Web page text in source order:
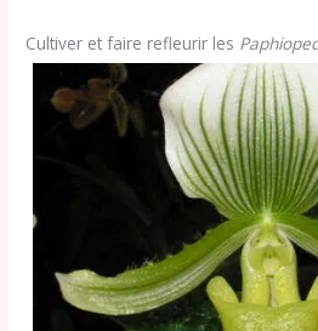
Cultiver et faire refleurir les